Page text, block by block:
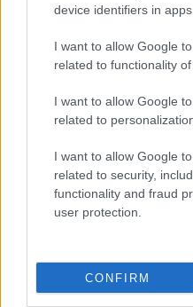
device identifiers in apps.
I want to allow Google
related to functionality
I want to allow Google
related to
I want to allow Google
related to security,
functionality and fraud
user protection.
CONFIRM